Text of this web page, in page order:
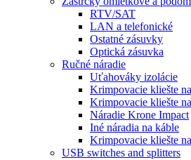
RTV/SAT
LAN a telefonické
Ostatné zásuvky
Optická zásuvka
Ručné náradie
Uťahováky izolácie
Krimpovacie kliešte
Krimpovacie kliešte
Náradie Krone Impact
Iné náradia na káble
Krimpovacie kliešte
USB switches and splitters